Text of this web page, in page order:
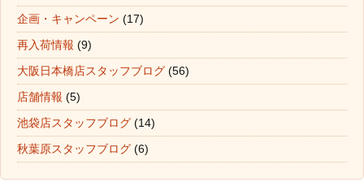
企画・キャンペーン (17)
再入荷情報 (9)
大阪日本橋店スタッフブログ (56)
店舗情報 (5)
池袋店スタッフブログ (14)
秋葉原スタッフブログ (6)